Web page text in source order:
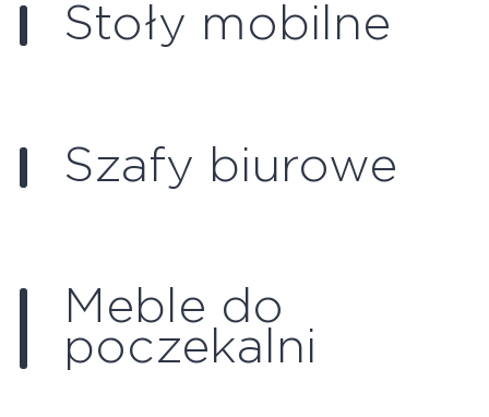
Stoły mobilne
Szafy biurowe
Meble do
poczekalni